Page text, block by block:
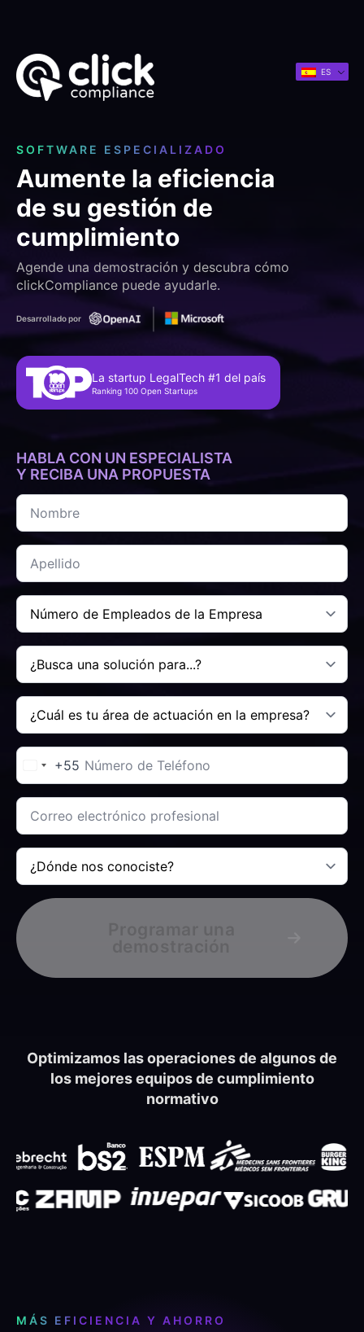
ES
SOFTWARE ESPECIALIZADO
Aumente la eficiencia
de su gestión de
cumplimiento
Agende una demostración y descubra cómo
clickCompliance puede ayudarle.
Desarrollado por
La startup LegalTech #1 del país
Ranking 100 Open Startups
HABLA CON UN ESPECIALISTA
Y RECIBA UNA PROPUESTA
Nombre
Apellido
Número
Colaboradores
la
Empresa
*
Buscas
una
solución
*
¿Tu
área
de
en
empresa?
*
Teléfono
+55
Correo
electrónico
corporativo
¿Dónde
nos
conoció?
Optimizamos las operaciones de algunos de
los mejores equipos de cumplimiento
normativo
MÁS EFICIENCIA Y AHORRO